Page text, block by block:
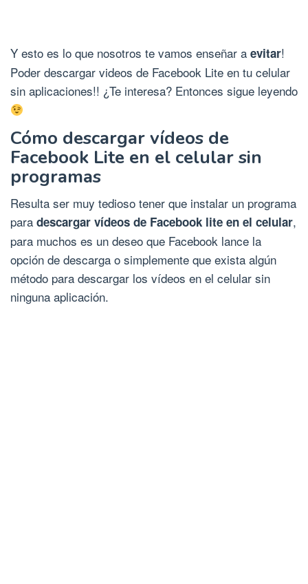
Y esto es lo que nosotros te vamos enseñar a evitar!
Poder descargar videos de Facebook Lite en tu celular
sin aplicaciones!! ¿Te interesa? Entonces sigue leyendo
Cómo descargar vídeos de
Facebook Lite en el celular sin
programas
Resulta ser muy tedioso tener que instalar un programa
para descargar vídeos de Facebook lite en el celular,
para muchos es un deseo que Facebook lance la
opción de descarga o simplemente que exista algún
método para descargar los vídeos en el celular sin
ninguna aplicación.